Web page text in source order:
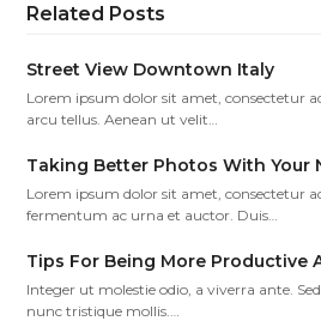
Related Posts
Street View Downtown Italy
Lorem ipsum dolor sit amet, consectetur
arcu tellus. Aenean ut velit…
Taking Better Photos With Your
Lorem ipsum dolor sit amet, consectetur
fermentum ac urna et auctor. Duis…
Tips For Being More Productive
Integer ut molestie odio, a viverra ante.
nunc tristique mollis.…